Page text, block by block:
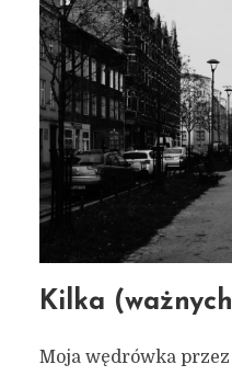
Kilka
Moja wędrówka